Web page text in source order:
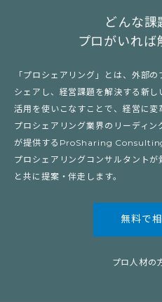
どんな課
プロがいれば
「プロシェアリング」とは、外部
シェアし、経営課題を解決する新
活用を使いこなすことで、経営に変
プロシェアリング業界のリーディ
が提供するProSharing
プロシェアリングコンサルタント
と共に提案・伴走します。
無料で
プロ人材の